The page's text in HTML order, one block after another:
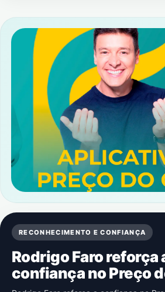
RECONHECIMENTO E CONFIANÇA
Rodrigo Faro reforça
confiança no Preço